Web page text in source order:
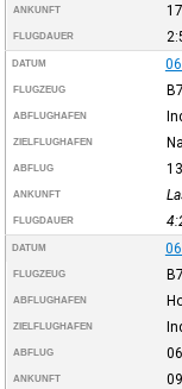
ANKUNFT
FLUGDAUER
DATUM
FLUGZEUG
ABFLUGHAFEN
ZIELFLUGHAFEN
ABFLUG
ANKUNFT
FLUGDAUER
DATUM
FLUGZEUG
ABFLUGHAFEN
ZIELFLUGHAFEN
ABFLUG
ANKUNFT